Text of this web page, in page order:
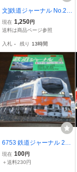
文]鉄道ジャーナル No.28
1 1990年3月号 鉄道と
デザインの未来/719系交
バータ制御電気機関車
現在 1,250円
送料は商品ページ参照
入札 - 残り 13時間
6753 鉄道ジャーナル 200
0年4月号 特集 四季を駆け
る日本の鉄道
現在 100円
＋送料230円